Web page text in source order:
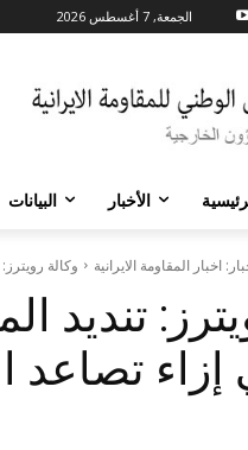
الجمعة, 7 أغسطس 2026
الأخبار البيانات
اخبار المقاومة الايرانية وكالة
تندید
إزاء